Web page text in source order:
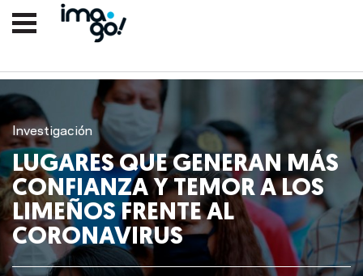
Nosotros
Investigación
LUGARES QUE GENERAN MÁS
CONFIANZA Y TEMOR A LOS
LIMEÑOS FRENTE AL
CORONAVIRUS